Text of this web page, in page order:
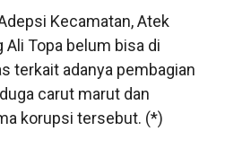
Kecamatan, Atek
Ali Topa belum bisa di
terkait adanya pembagian
carut marut dan
korupsi tersebut. (*)